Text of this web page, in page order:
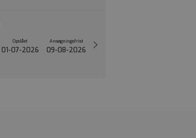
Opslået
01-07-2026
Ansøgningsfrist
09-08-2026